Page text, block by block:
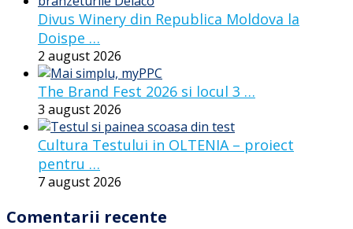
Divus Winery din Republica Moldova la
Doispe …
2 august 2026
The Brand Fest 2026 si locul 3 …
3 august 2026
Cultura Testului in OLTENIA – proiect
pentru …
7 august 2026
Comentarii recente